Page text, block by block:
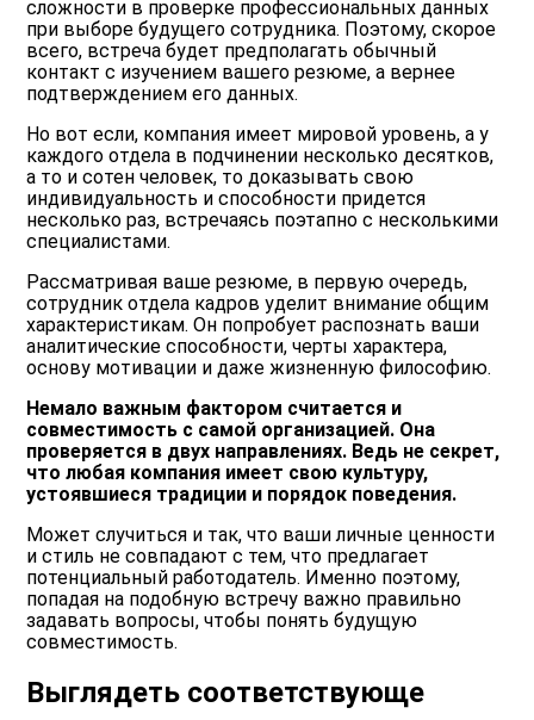
сложности в проверке профессиональных данных
при выборе будущего сотрудника. Поэтому, скорое
всего, встреча будет предполагать обычный
контакт с изучением вашего резюме, а вернее
подтверждением его данных.
Но вот если, компания имеет мировой уровень, а у
каждого отдела в подчинении несколько десятков,
а то и сотен человек, тодоказывать свою
индивидуальность и способности придется
несколько раз, встречаясь поэтапно с несколькими
специалистами.
Рассматривая ваше резюме, в первую очередь,
сотрудник отдела кадров уделит внимание общим
характеристикам. Он попробует распознать ваши
аналитические способности, черты характера,
основу мотивации и даже жизненную философию.
Немало важным фактором считается и
совместимость с самой организацией. Она
проверяется в двух направлениях. Ведь не секрет,
что любая компания имеет свою культуру,
устоявшиеся традиции и порядок поведения.
Может случиться и так, что ваши личные ценности
и стиль не совпадают с тем, что предлагает
потенциальный работодатель. Именно поэтому,
попадая на подобную встречу важно правильно
задавать вопросы, чтобы понять будущую
совместимость.
Выглядеть соответствующе